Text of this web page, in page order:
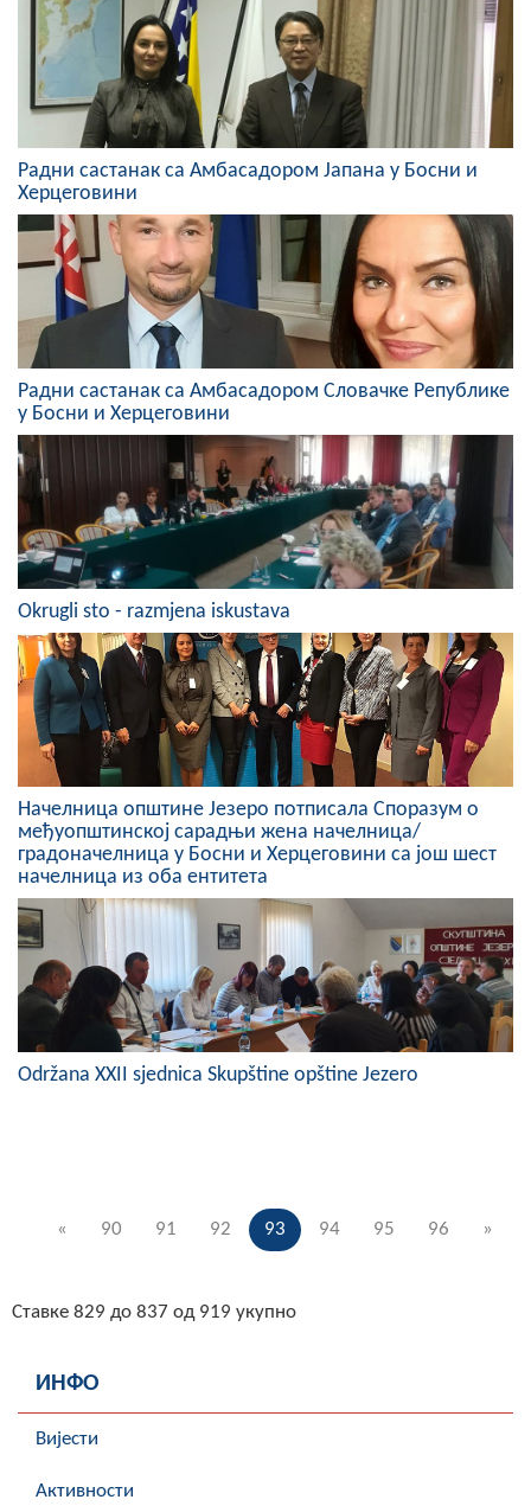
Јавни позиви
Обавјештења
Заштита од пожара
COVID 19
Геоистраживања
ФИНАНСИЈЕ
ПРИВРЕДА
Пољопривреда
Туризам
Спорт
ЦИВИЛНА ЗАШТИТА
КОНТАКТ
Радни састанак са Амбасадором Јапана у Босни и
Херцеговини
Радни састанак са Амбасадором Словачке Републике
у Босни и Херцеговини
Okrugli sto - razmjena iskustava
Начелница општине Језеро потписала Споразум о
међуопштинској сарадњи жена начелница/
градоначелница у Босни и Херцеговини са још шест
начелница из оба ентитета
Održana XXII sjednica Skupštine opštine Jezero
« 90 91 92 93 94 95 96 »
Ставке 829 до 837 од 919 укупно
ИНФО
Вијести
Активности